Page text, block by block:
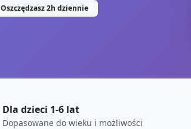
Oszczędzasz 2h dziennie
Dla dzieci 1-6 lat
Dopasowane do wieku i możliwości